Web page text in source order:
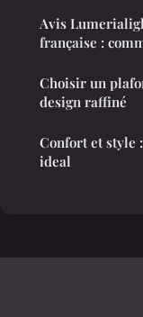
Avis
française :
Choisir un
design raffiné
Confort et style
ideal